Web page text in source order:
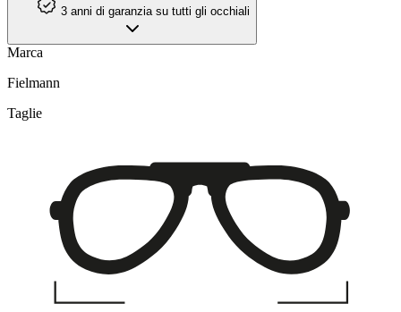
3 anni di garanzia su tutti gli occhiali
Marca
Fielmann
Taglie